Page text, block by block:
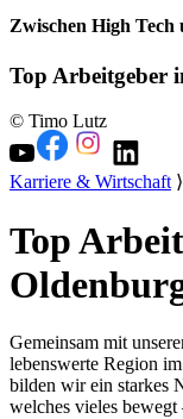
Zwischen High
Top Arbeitgeber
© Timo Lutz
Karriere & Wirtschaft⟩
Top
Gemeinsam mit
lebenswerte Region
bilden wir ein starkes
welches vieles